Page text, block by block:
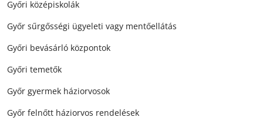
Győri középiskolák
Győr sűrgősségi ügyeleti vagy mentőellátás
Győri bevásárló központok
Győri temetők
Győr gyermek háziorvosok
Győr felnőtt háziorvos rendelések